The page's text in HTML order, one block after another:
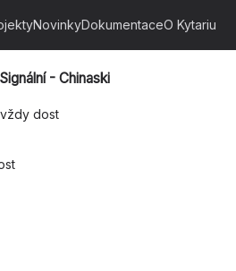
NovinkyDokumentaceO Kytariu
- Chinaski
dost